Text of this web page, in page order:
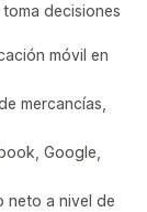
decisiones
móvil en
mercancías,
Google,
neto a nivel de